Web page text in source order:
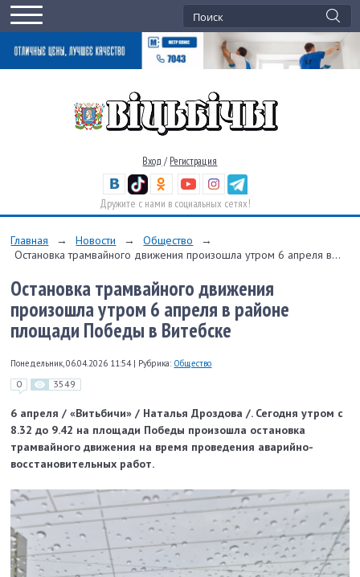
Вход / Регистрация
Дружите с нами в социальных сетях!
Главная → Новости → Общество
→
Остановка трамвайного движения произошла утром 6 апреля в...
Остановка трамвайного движения
произошла утром 6 апреля в районе
площади Победы в Витебске
Понедельник, 06.04.2026 11:54 | Рубрика: Общество
0 3549
6 апреля / «Витьбичи» / Наталья Дроздова /. Сегодня утром с
8.32 до 9.42 на площади Победы произошла остановка
трамвайного движения на время проведения аварийно-
восстановительных работ.